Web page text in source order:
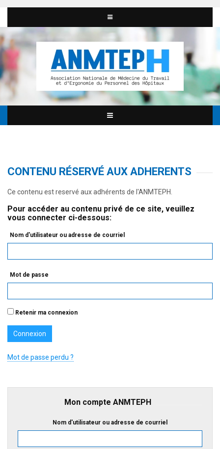
CONTENU RÉSERVÉ AUX ADHERENTS
Ce contenu est reservé aux adhérents de l'ANMTEPH.
Pour accéder au contenu privé de ce site, veuillez
vous connecter ci-dessous:
Nom d'utilisateur ou adresse de courriel
Mot de passe
Retenir ma connexion
Mot de passe perdu ?
Mon compte ANMTEPH
Nom d'utilisateur ou adresse de courriel